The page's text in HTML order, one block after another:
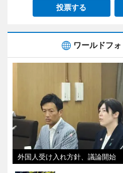
投票する
ワールドフ
外国人受け入れ方針、議論開始